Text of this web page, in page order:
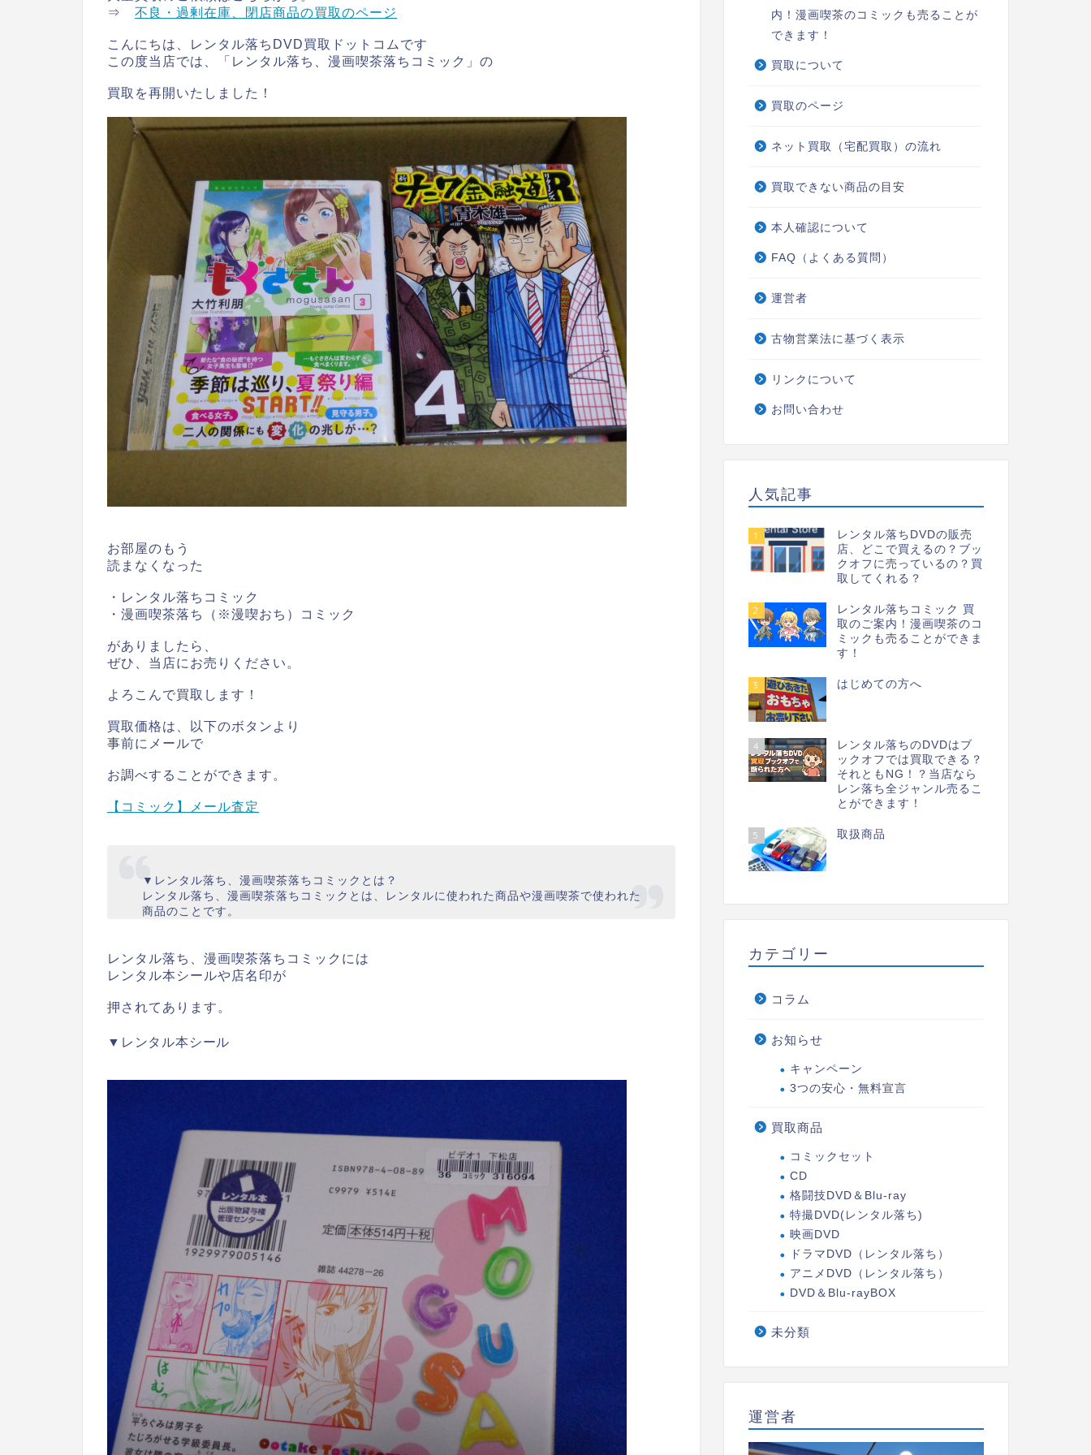
⇒ 不良・過剰在庫、閉店商品の買取のページ
こんにちは、レンタル落ちDVD買取ドットコムです
この度当店では、「レンタル落ち、漫画喫茶落ちコミック」の
買取を再開いたしました！
お部屋のもう
読まなくなった
・レンタル落ちコミック
・漫画喫茶落ち（※漫喫おち）コミック
がありましたら、
ぜひ、当店にお売りください。
よろこんで買取します！
買取価格は、以下のボタンより
事前にメールで
お調べすることができます。
【コミック】メール査定
▼レンタル落ち、漫画喫茶落ちコミックとは？
レンタル落ち、漫画喫茶落ちコミックとは、レンタルに使われた商品や漫画喫茶で使われた
商品のことです。
レンタル落ち、漫画喫茶落ちコミックには
レンタル本シールや店名印が
押されてあります。
▼レンタル本シール
内！漫画喫茶のコミックも売ることが
できます！
買取について
買取のページ
ネット買取（宅配買取）の流れ
買取できない商品の目安
本人確認について
FAQ（よくある質問）
運営者
古物営業法に基づく表示
リンクについて
お問い合わせ
人気記事
1
レンタル落ちDVDの販売
店、どこで買えるの？ブッ
クオフに売っているの？買
取してくれる？
2
レンタル落ちコミック 買
取のご案内！漫画喫茶のコ
ミックも売ることができま
す！
3 はじめての方へ
4
レンタル落ちのDVDはブ
ックオフでは買取できる？
それともNG！？当店なら
レン落ち全ジャンル売るこ
とができます！
5 取扱商品
カテゴリー
コラム
お知らせ
キャンペーン
3つの安心・無料宣言
買取商品
コミックセット
CD
格闘技DVD＆Blu-ray
特撮DVD(レンタル落ち)
映画DVD
ドラマDVD（レンタル落ち）
アニメDVD（レンタル落ち）
DVD＆Blu-rayBOX
未分類
運営者